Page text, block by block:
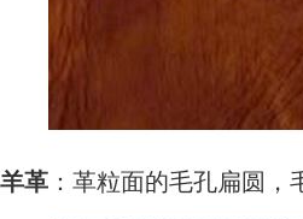
羊革 ：革粒面的毛孔扁圆